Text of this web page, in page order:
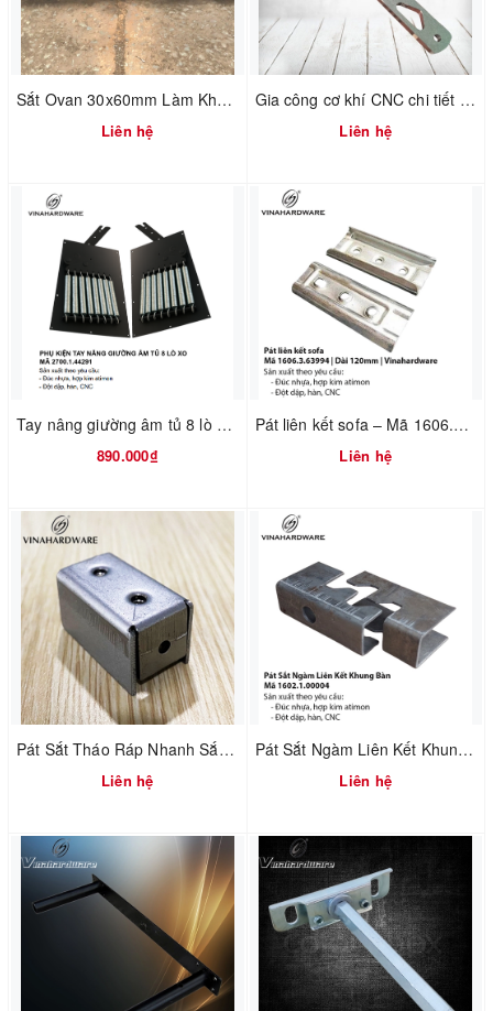
Sắt Ovan 30x60mm Làm Khung Bàn Văn Phòng Trường Học Oval / Oval Steel For Office Table Frame
Liên hệ
Gia công cơ khí CNC chi tiết xe máy, phụ kiện pát nhôm ngành gỗ
Liên hệ
Tay nâng giường âm tủ 8 lò xo 2700.1.44291
890.000₫
Pát liên kết sofa – Mã 1606.3.63994 | Dài 120mm | Vinahardware
Liên hệ
Pát Sắt Tháo Ráp Nhanh Sắt Hộp 20x20mm | Iron Quickly Assembled 20x20mm Furniture Bracket
Liên hệ
Pát Sắt Ngàm Liên Kết Khung Bàn - Mã 1602.1.00004
Liên hệ